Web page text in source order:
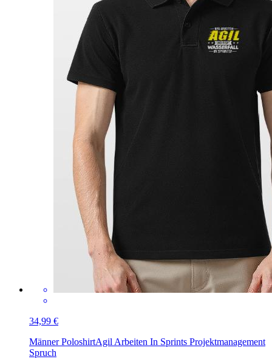
34,99 €
Männer PoloshirtAgil Arbeiten In Sprints Projektmanagement
Spruch